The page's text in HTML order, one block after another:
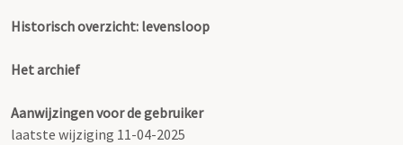
Historisch overzicht: levensloop
Het archief
Aanwijzingen voor de gebruiker
laatste wijziging 11-04-2025